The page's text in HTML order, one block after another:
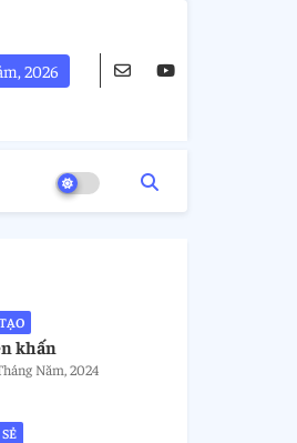
2026
khấn
Năm, 2024